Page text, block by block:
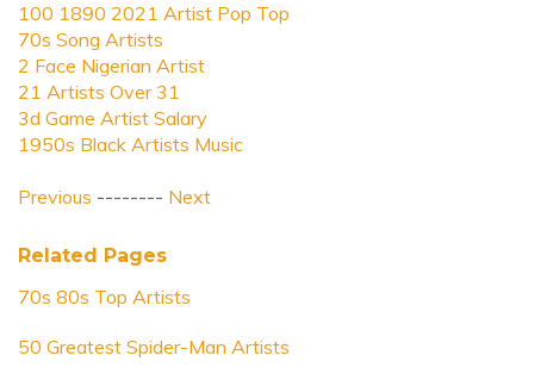
100 1890 2021 Artist Pop Top
70s Song Artists
2 Face Nigerian Artist
21 Artists Over 31
3d Game Artist Salary
1950s Black Artists Music
Previous -------- Next
Related Pages
70s 80s Top Artists
50 Greatest Spider-Man Artists